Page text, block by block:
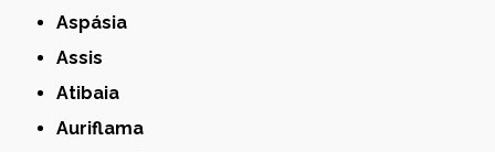
Aspásia
Assis
Atibaia
Auriflama